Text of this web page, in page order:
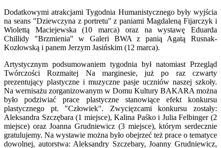
Dodatkowymi atrakcjami Tygodnia Humanistycznego były wyjścia
na seans "Dziewczyna z portretu" z paniami Magdaleną Fijarczyk i
Wiolettą Maciejewska (10 marca) oraz na wystawę Eduarda
Chillidy "Brzmienia" w Galeri BWA z panią Agatą Rusnak-
Kozłowską i panem Jerzym Jasińskim (12 marca).
Artystycznym podsumowaniem tygodnia był natomiast Przegląd
Twórczości Rozmaitej Na marginesie, już po raz czwarty
prezentujący plastyczne i muzyczne pasje uczniów naszej szkoły.
Na wernisażu zorganizowanym w Domu Kultury BAKARA można
było podziwiać prace plastyczne stanowiące efekt konkursu
plastycznego pt. "Człowiek". Zwycięzcami konkursu zostały:
Aleksandra Szczębara (1 miejsce), Kalina Paśko i Julia Felbinger (2
miejsce) oraz Joanna Grudniewicz (3 miejsce), którym serdecznie
gratulujemy. Na wystawie można było obejrzeć też prace o tematyce
dowolnej, autorstwa: Aleksandry Szczebary, Joanny Grudniewicz,